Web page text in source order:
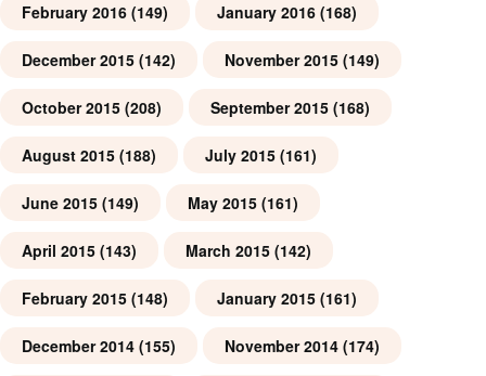
February 2016 (149) January 2016 (168)
December 2015 (142) November 2015 (149)
October 2015 (208) September 2015 (168)
August 2015 (188) July 2015 (161)
June 2015 (149) May 2015 (161)
April 2015 (143) March 2015 (142)
February 2015 (148) January 2015 (161)
December 2014 (155) November 2014 (174)